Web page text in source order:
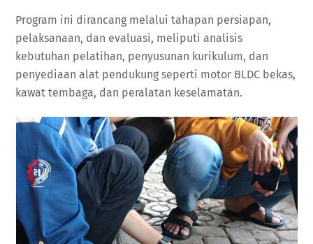
Program ini dirancang melalui tahapan persiapan,
pelaksanaan, dan evaluasi, meliputi analisis
kebutuhan pelatihan, penyusunan kurikulum, dan
penyediaan alat pendukung seperti motor BLDC bekas,
kawat tembaga, dan peralatan keselamatan.